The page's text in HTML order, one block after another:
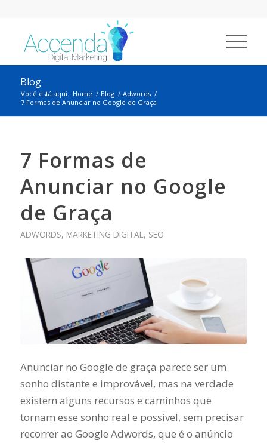
Blog
Você está aqui: Home / Blog / Adwords /
7 Formas de Anunciar no Google de Graça
7 Formas de
Anunciar no Google
de Graça
ADWORDS, MARKETING DIGITAL, SEO
Anunciar no Google de graça parece ser um
sonho distante e improvável, mas na verdade
existem alguns recursos e caminhos que
tornam esse sonho real e possível, sem precisar
recorrer ao Google Adwords, que é o anúncio